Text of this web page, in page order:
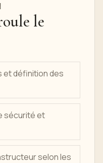
le
et définition des
sécurité et
selon les